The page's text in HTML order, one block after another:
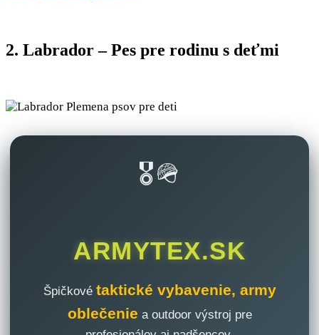
2. Labrador – Pes pre rodinu s deťmi
🎖️🪖
ARMYTEX.SK
Špičkové taktické vybavenie, army
oblečenie a outdoor výstroj pre